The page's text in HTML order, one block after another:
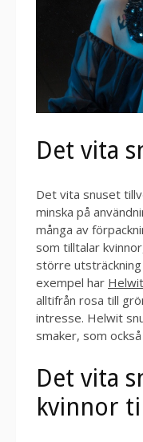
Det vita
Det vita snuset
minska på
många av
som tilltalar
större
exempel har
alltifrån rosa till
intresse. Helwit
smaker, som
Det vita
kvinnor